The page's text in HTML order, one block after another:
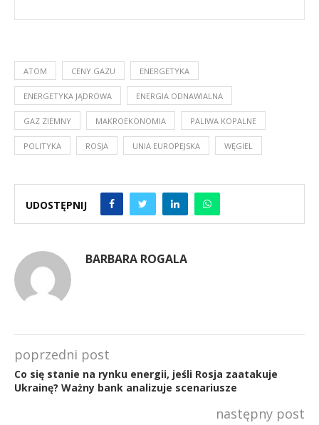
ATOM CENY GAZU ENERGETYKA
ENERGETYKA JĄDROWA ENERGIA ODNAWIALNA
GAZ ZIEMNY MAKROEKONOMIA PALIWA KOPALNE
POLITYKA ROSJA UNIA EUROPEJSKA WĘGIEL
UDOSTĘPNIJ
BARBARA ROGALA
poprzedni post
Co się stanie na rynku energii, jeśli Rosja zaatakuje
Ukrainę? Ważny bank analizuje scenariusze
następny post